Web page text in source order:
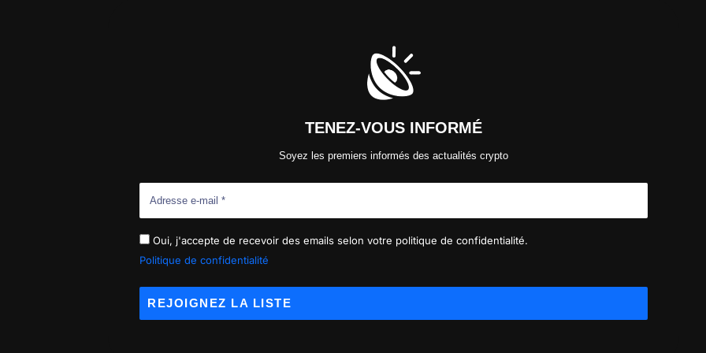
TENEZ-VOUS INFORMÉ
Soyez les premiers informés des actualités crypto
Oui, j'accepte de recevoir des emails selon votre politique de confidentialité.
Politique de confidentialité